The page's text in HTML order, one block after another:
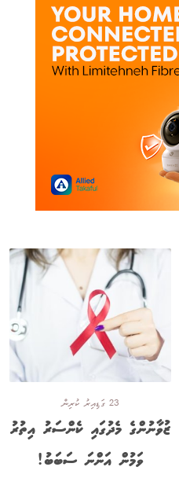
23 ގަޑިއިރު ކުރިން
ޒުވާނުންގެ މެދުގައި ކެންސަރު އިތުރު
ވަމުން އަންނަ ސަބަބު!